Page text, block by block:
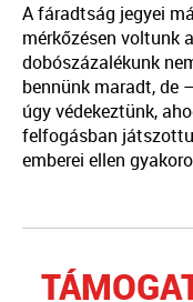
A fáradtság jegyei
mérkőzésen voltunk
dobószázalékunk
bennünk maradt, de
úgy védekeztünk,
felfogásban
emberei ellen